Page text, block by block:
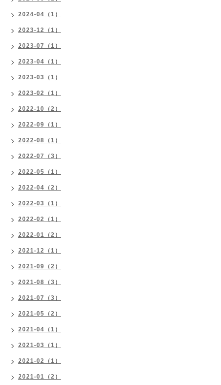
2024-04（1）
2023-12（1）
2023-07（1）
2023-04（1）
2023-03（1）
2023-02（1）
2022-10（2）
2022-09（1）
2022-08（1）
2022-07（3）
2022-05（1）
2022-04（2）
2022-03（1）
2022-02（1）
2022-01（2）
2021-12（1）
2021-09（2）
2021-08（3）
2021-07（3）
2021-05（2）
2021-04（1）
2021-03（1）
2021-02（1）
2021-01（2）